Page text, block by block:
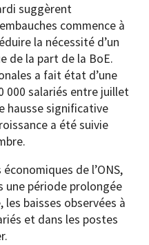
suggèrent
commence à
la nécessité d’un
de la part de la BoE.
a fait état d’une
000 salariés entre juillet
hausse significative
a été suivie
de l’ONS,
une période prolongée
les baisses observées à
et dans les postes